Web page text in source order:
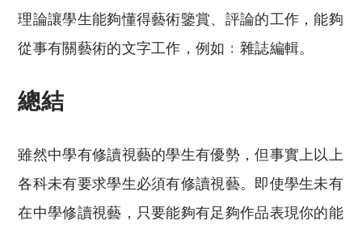
理論讓學生能夠懂得藝術鑒賞、評論的工作，能夠
從事有關藝術的文字工作，例如﹕雜誌編輯。
總結
雖然中學有修讀視藝的學生有優勢，但事實上以上
各科未有要求學生必須有修讀視藝。即使學生未有
在中學修讀視藝，只要能夠有足夠作品表現你的能